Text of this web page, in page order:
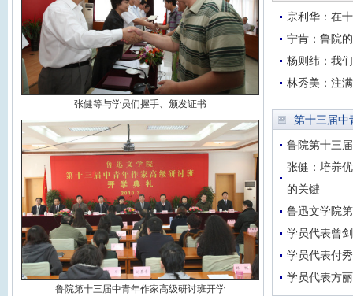
张健等与学员们握手、颁发证书
鲁院第十三届中青年作家高级研讨班开学
宗利华：在
宁肯：鲁院
杨则纬：我
林秀美：注
第十三届中
鲁院第十三
张健：培养
的关键
鲁迅文学院
学员代表曾
学员代表付
学员代表方